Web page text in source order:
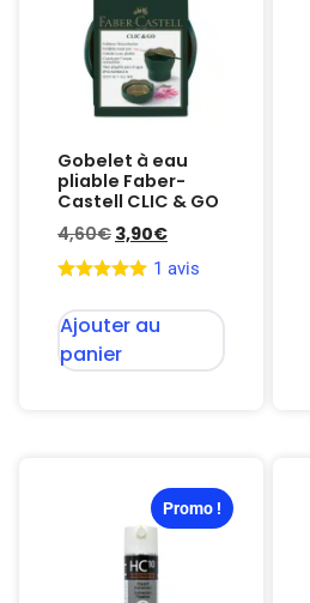
Gobelet à eau
pliable Faber-
Castell CLIC & GO
4,60€ 3,90€
1 avis
Ajouter au
panier
Promo !